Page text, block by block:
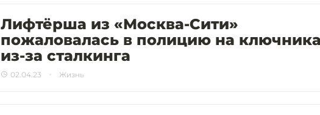
Лифтёрша из «Москва-Сити»
пожаловалась в полицию на
из-за сталкинга
02.04.23 Жизнь